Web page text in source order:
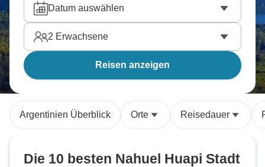
Datum auswählen
2 Erwachsene
Reisen anzeigen
Argentinien Überblick Orte Reisedauer
Die 10 besten Nahuel Huapi Stadt